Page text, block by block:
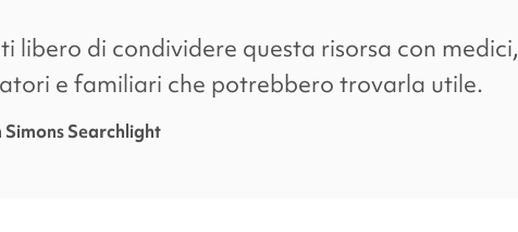
libero di condividere questa risorsa con medici,
e familiari che potrebbero trovarla utile.
Simons Searchlight